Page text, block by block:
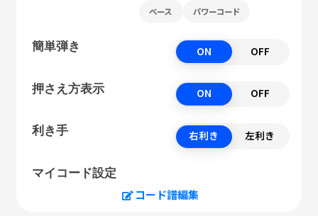
ベース パワーコード
簡単弾き ON OFF
押さえ方表示 ON OFF
利き手 右利き 左利き
マイコード設定
コード譜編集